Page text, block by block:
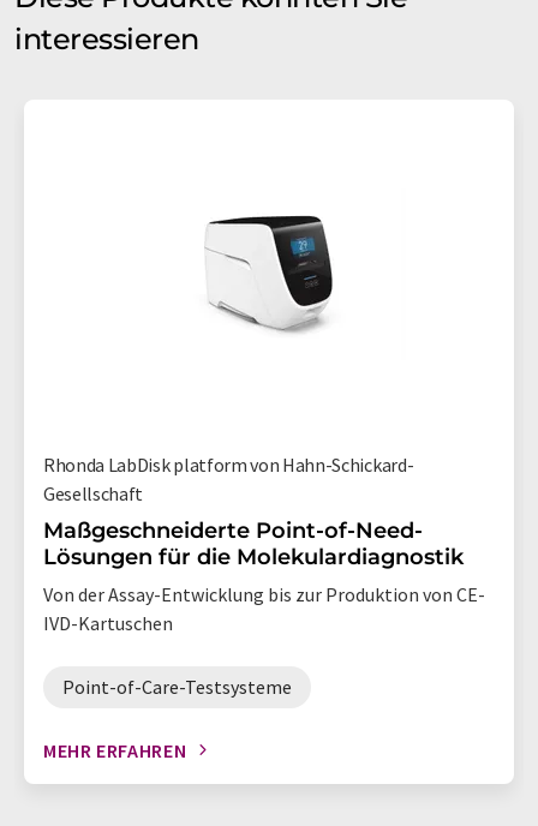
interessieren
Rhonda LabDisk platform von Hahn-Schickard-
Gesellschaft
Maßgeschneiderte Point-of-Need-
Lösungen für die Molekulardiagnostik
Von der Assay-Entwicklung bis zur Produktion von CE-
IVD-Kartuschen
Point-of-Care-Testsysteme
MEHR ERFAHREN